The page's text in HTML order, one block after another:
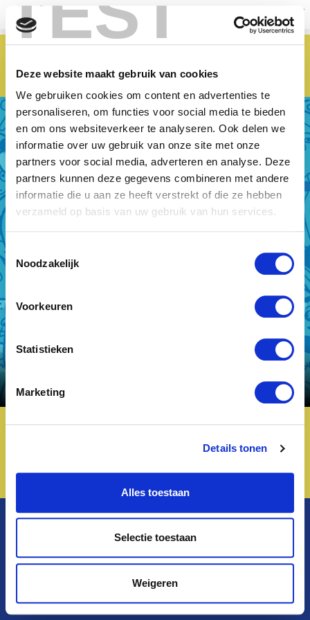
Deze website maakt gebruik van cookies
We gebruiken cookies om content en advertenties te
personaliseren, om functies voor social media te bieden
en om ons websiteverkeer te analyseren. Ook delen we
informatie over uw gebruik van onze site met onze
partners voor social media, adverteren en analyse. Deze
partners kunnen deze gegevens combineren met andere
informatie die u aan ze heeft verstrekt of die ze hebben
verzameld op basis van uw gebruik van hun services.
Toestemmingsselectie
Noodzakelijk
Voorkeuren
Statistieken
Marketing
Details tonen
Alles toestaan
Selectie toestaan
Weigeren
fr
Steffi Mercie
Terug
Privacybeleid
Cookie page
iedereen een